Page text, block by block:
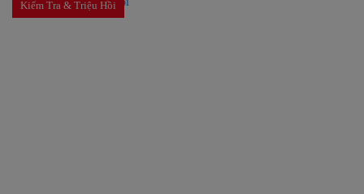
Kiểm Tra & Triệu Hồi